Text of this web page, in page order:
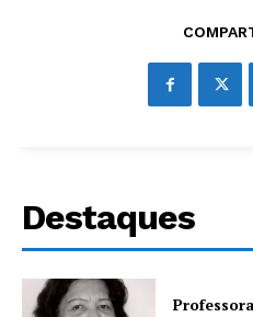
Destaques